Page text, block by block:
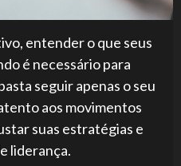
entender o que seus
é necessário para
seguir apenas o seu
aos movimentos
suas estratégias e
liderança.